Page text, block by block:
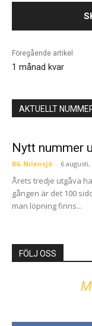
Föregående artikel
1 månad kvar
AKTUELLT
Nytt nummer
BG Nilensjö - 6 augusti,
Årets tredje utgåva
gången är det 100
man löpning finns...
FÖLJ OSS